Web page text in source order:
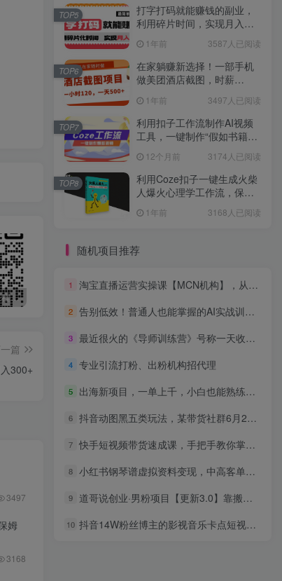
最新无广告水印课程资源 长期更新
篇
300+
3497
姆
3168
打字打码就能赚钱的副业，
利用碎片时间，实现月入过
1年前 3587人已阅读
TOP5
在家躺赚新选择！一部手机
做美团酒店截图，时薪
1年前 3497人已阅读
TOP6
利用扣子工作流制作AI视频
工具，一键制作“假如书籍会
12个月前 3174人已阅读
TOP7
利用Coze扣子一键生成火柴
人爆火心理学工作流，保姆
1年前 3168人已阅读
TOP8
随机项目推荐
1 淘宝直播运营实操课【MCN机构】，从0到1做一家月销千W的直播机构
2 告别低效！普通人也能掌握的AI实战训练营
3 最近很火的《导师训练营》号称一天收入几千（全套完整版课程+工具）
4 专业引流打粉、出粉机构招代理
5 出海新项目，一单上千，小白也能熟练操作
6 抖音动图黑五类玩法，某带货社群6月27日分享课，即学即用快速变现
7 快手短视频带货速成课，手把手教你掌握快手短视频带货的核心技能
8 小红书钢琴谱虚拟资料变现，中高客单价，小白照搬的“躺賺”玩法【保姆级SOP手册】
9 道哥说创业·男粉项目【更新3.0】靠搬运赚钱，日入800+利润非常高！
10 抖音14W粉丝博主的影视音乐卡点短视频教学，赛道流量大，制作简单，撸伙伴计划+精选双份收益！